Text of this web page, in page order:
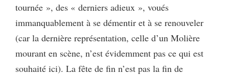
tournée », des « derniers adieux », voués
immanquablement à se démentir et à se renouveler
(car la dernière représentation, celle d’un Molière
mourant en scène, n’est évidemment pas ce qui est
souhaité ici). La fête de fin n’est pas la fin de